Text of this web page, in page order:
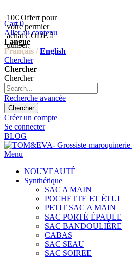
10€ Offert pour
votre permier
achat CODE à
utiliser:
Cart 0
Aller au contenu
Langue
Français / English
Chercher
Chercher
Chercher
Recherche avancée
Chercher
Créer un compte
Se connecter
BLOG
Menu
NOUVEAUTÉ
Synthétique
SAC A MAIN
POCHETTE ET ÉTUI
PETIT SAC A MAIN
SAC PORTÉ ÉPAULE
SAC BANDOULIÈRE
CABAS
SAC SEAU
SAC SOIREE